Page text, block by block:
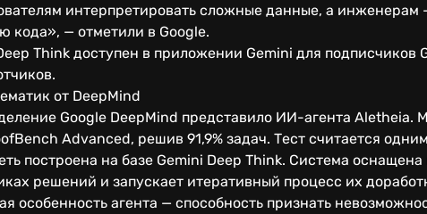
интерпретировать сложные данные, а инженерам
кода», — отметили в Google.
Think доступен в приложении Gemini для подписчиков
от DeepMind
Google DeepMind представило ИИ-агента Aletheia.
Advanced, решив 91,9% задач. Тест считается
построена на базе Gemini Deep Think. Система
решений и запускает итеративный процесс их
особенность агента — способность признать